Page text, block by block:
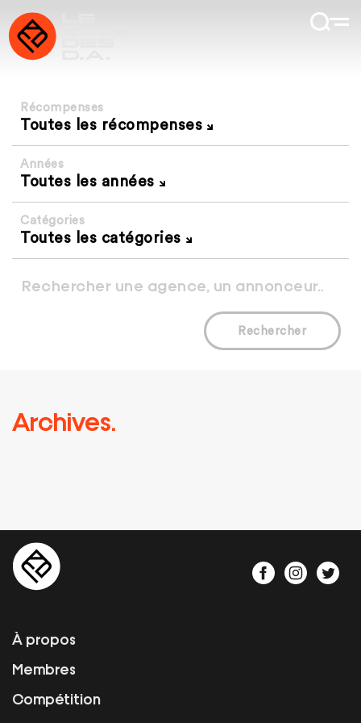
Récompenses
Toutes les récompenses
Années
Toutes les années
Catégories
Toutes les catégories
Rechercher
Archives.
À propos
Membres
Compétition